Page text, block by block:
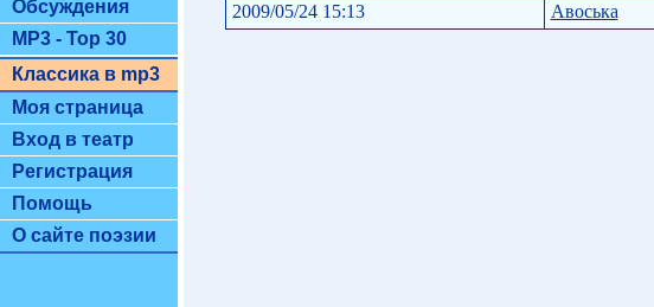
Обсуждения
MP3 - Top 30
Классика в mp3
Моя страница
Вход в театр
Регистрация
Помощь
О сайте поэзии
2009/05/24 15:13
Авоська